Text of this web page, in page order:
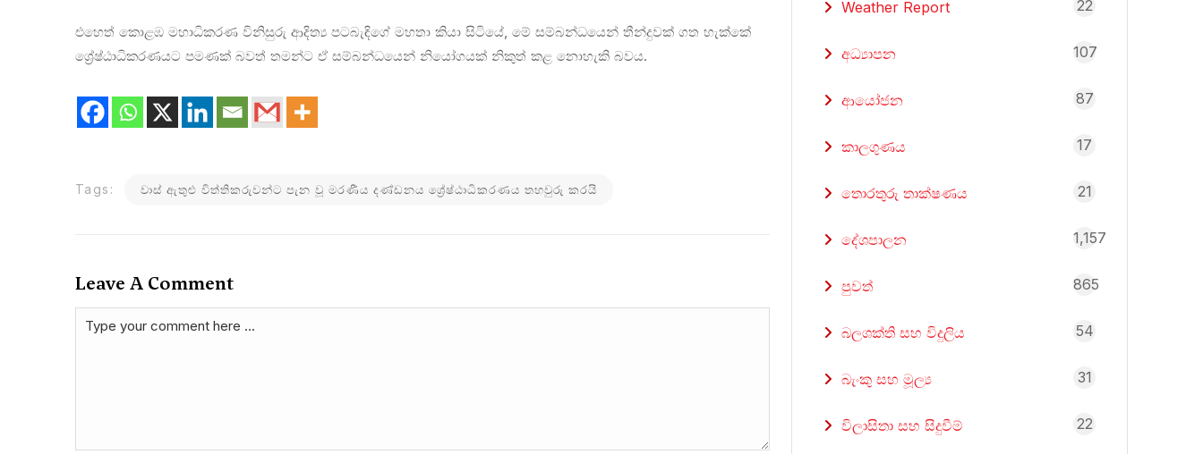
එහෙත් කොළඹ මහාධිකරණ විනිසුරු ආදිත්‍ය පටබැඳිගේ මහතා කියා සිටියේ, මේ සම්බන්ධයෙන් තීන්දුවක් ගත හැක්කේ
ශ්‍රේෂ්ඨාධිකරණයට පමණක් බවත් තමන්ට ඒ සම්බන්ධයෙන් නියෝගයක් නිකුත් කළ නොහැකි බවය.
Tags: වාස් ඇතුළු විත්තිකරුවන්ට පැන වූ මරණීය දණ්ඩනය ශ්‍රේෂ්ඨාධිකරණය තහවුරු කරයි
Leave A Comment
Weather Report 22
අධ්‍යාපන 107
ආයෝජන 87
කාලගුණය 17
තොරතුරු තාක්ෂණය 21
දේශපාලන 1,157
පුවත් 865
බලශක්ති සහ විදුලිය 54
බැංකු සහ මූල්‍ය 31
විලාසිතා සහ සිදුවීම් 22